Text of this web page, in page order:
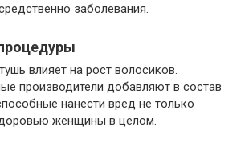
заболевания.
влияет на рост волосиков.
производители добавляют в состав
нанести вред не только
женщины в целом.